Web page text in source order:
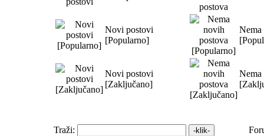
Novi postovi
[Popularno]
Nema
Novi postovi
[Zaključano]
Nema
Traži: